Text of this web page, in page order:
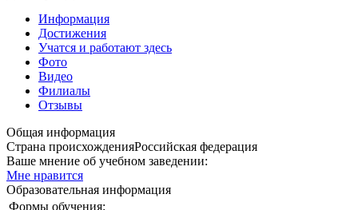
Информация
Достижения
Учатся и работают здесь
Фото
Видео
Филиалы
Отзывы
Общая информация
Страна происхожденияРоссийская федерация
Ваше мнение об учебном заведении:
Мне нравится
Образовательная информация
Формы обучения: